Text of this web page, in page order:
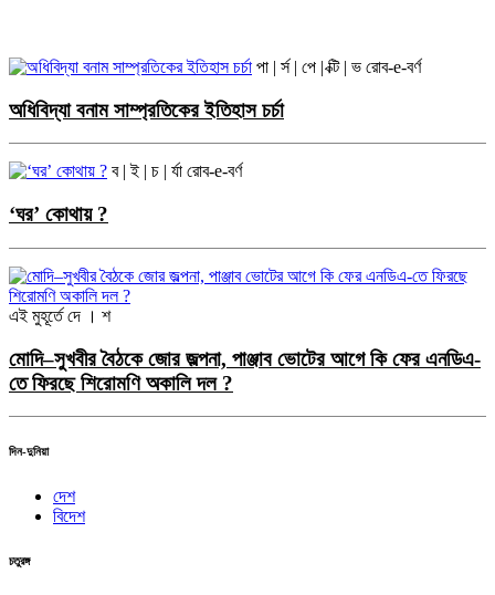
পা | র্স | পে | ক্টি | ভ রোব-e-বর্ণ
অধিবিদ্যা বনাম সাম্প্রতিকের ইতিহাস চর্চা
ব | ই | চ | র্যা রোব-e-বর্ণ
‘ঘর’ কোথায় ?
এই মুহূর্তে দে । শ
মোদি–সুখবীর বৈঠকে জোর জল্পনা, পাঞ্জাব ভোটের আগে কি ফের এনডিএ-
তে ফিরছে শিরোমণি অকালি দল ?
দিন-দুনিয়া
দেশ
বিদেশ
চতুরঙ্গ